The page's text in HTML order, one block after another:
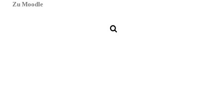
Zu Moodle